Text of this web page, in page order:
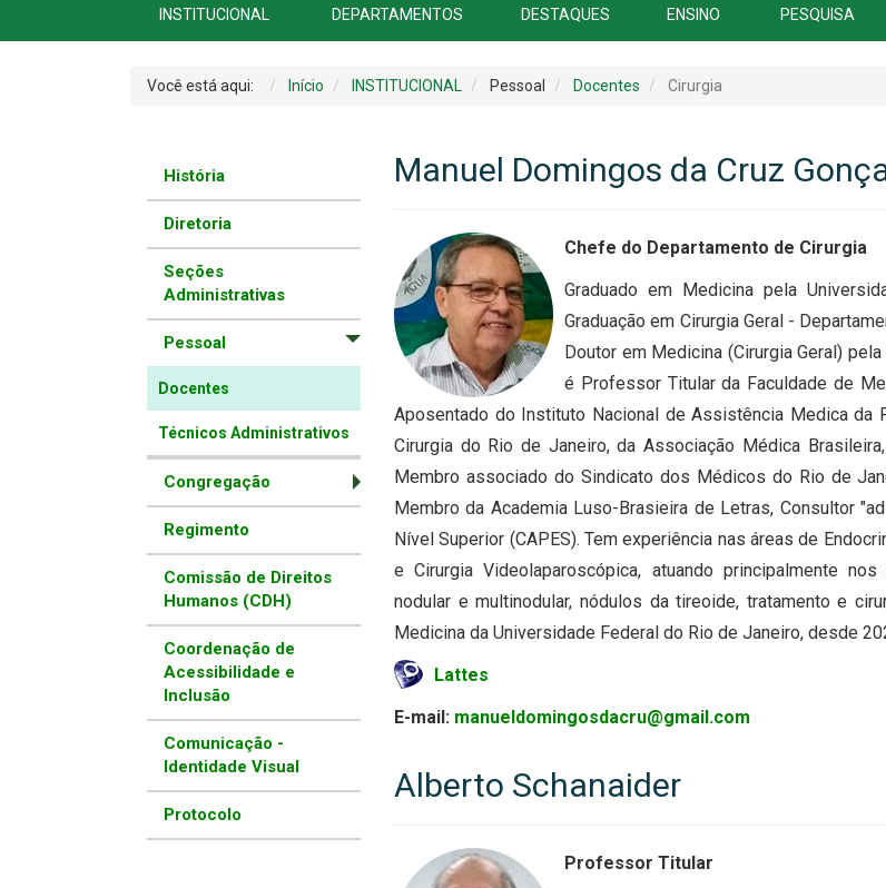
INSTITUCIONAL DEPARTAMENTOS DESTAQUES ENSINO PESQUISA
Você está aqui: Início INSTITUCIONAL Pessoal Docentes Cirurgia
História
Diretoria
Seções
Administrativas
Pessoal
Docentes
Técnicos Administrativos
Congregação
Regimento
Comissão de Direitos
Humanos (CDH)
Coordenação de
Acessibilidade e
Inclusão
Comunicação -
Identidade Visual
Protocolo
Manuel Domingos da Cruz
Chefe do Departamento de Cirurgia
Graduado em Medicina pela
Graduação em Cirurgia Geral -
Doutor em Medicina (Cirurgia Geral)
é Professor Titular da Faculdade de
Aposentado do Instituto Nacional de Assistência Medica
Cirurgia do Rio de Janeiro, da Associação Médica
Membro associado do Sindicato dos Médicos do Rio de
Membro da Academia Luso-Brasieira de Letras, Consultor
Nível Superior (CAPES). Tem experiência nas áreas de
e Cirurgia Videolaparoscópica, atuando principalmente
nodular e multinodular, nódulos da tireoide, tratamento e
Medicina da Universidade Federal do Rio de Janeiro, desde
Lattes
E-mail: manueldomingosdacru@gmail.com
Alberto Schanaider
Professor Titular